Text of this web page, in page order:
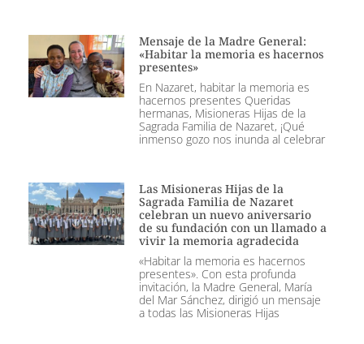
Mensaje de la Madre General:
«Habitar la memoria es hacernos
presentes»
En Nazaret, habitar la memoria es
hacernos presentes Queridas
hermanas, Misioneras Hijas de la
Sagrada Familia de Nazaret, ¡Qué
inmenso gozo nos inunda al celebrar
Las Misioneras Hijas de la
Sagrada Familia de Nazaret
celebran un nuevo aniversario
de su fundación con un llamado a
vivir la memoria agradecida
«Habitar la memoria es hacernos
presentes». Con esta profunda
invitación, la Madre General, María
del Mar Sánchez, dirigió un mensaje
a todas las Misioneras Hijas